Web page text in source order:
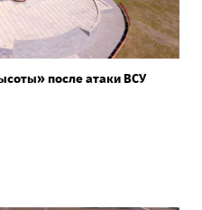
после атаки ВСУ